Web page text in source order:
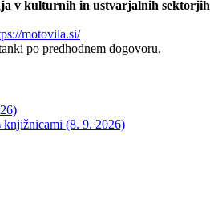
v kulturnih in ustvarjalnih sektorjih
motovila.si/
po predhodnem dogovoru.
knjižnicami (8. 9. 2026)